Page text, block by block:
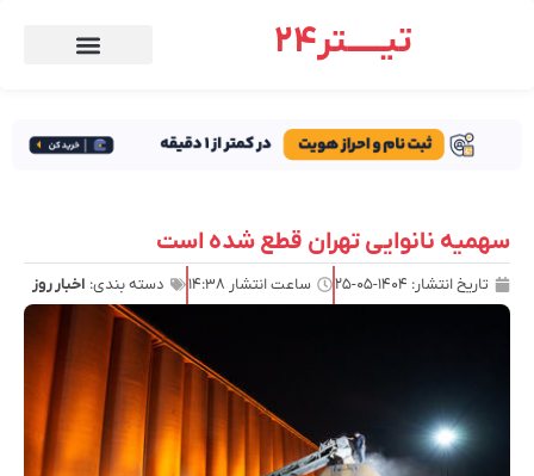
تیـــــتر24
سهمیه نانوایی تهران قطع شده است
تاریخ انتشار: ۱۴۰۴-۰۵-۲۵ ساعت انتشار ۱۴:۳۸ دسته بندی: اخبار روز